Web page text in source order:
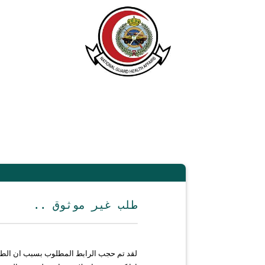
.. طلب غير موثوق
لقد تم حجب الرابط المطلوب بسبب ان